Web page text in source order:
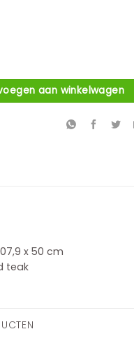
aan winkelwagen
x 50 cm
teak